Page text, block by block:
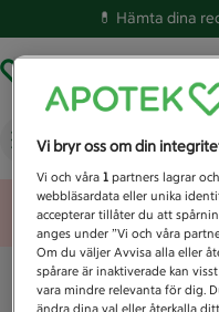
💊 Hämta dina
Vad letar du
Vi bryr oss om din
Vi och våra1 partners lagrar
webbläsardata eller unika
accepterar tillåter du att
anges under ”Vi och våra
Om du väljer Avvisa alla eller
spårare är inaktiverade kan
vara mindre relevanta för dig.
ändra dina val eller återkalla